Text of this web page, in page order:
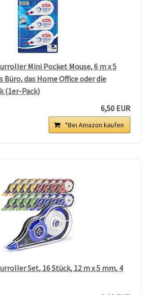
Mini Pocket Mouse, 6 m x 5
Büro, das Home Office oder die
(1er-Pack)
6,50 EUR
*Bei Amazon kaufen
Set, 16 Stück, 12 m x 5 mm, 4